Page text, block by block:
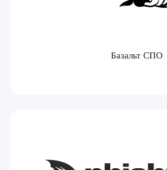
Базальт СПО